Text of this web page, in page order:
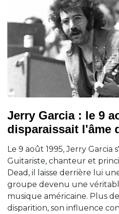
Jerry Garcia : le 9
disparaissait l'âme
Le 9 août 1995, Jerry Garcia
Guitariste, chanteur et
Dead, il laisse derrière lui
groupe devenu une
musique américaine. Plus
disparition, son influence